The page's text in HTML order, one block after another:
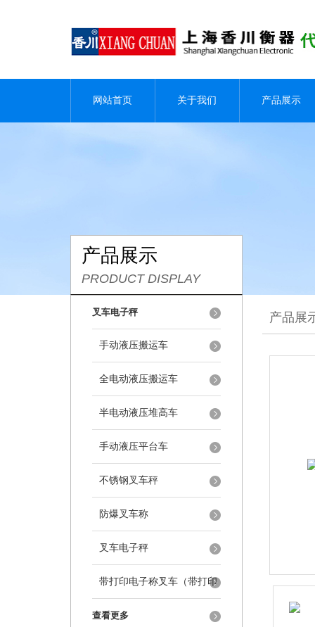
网站首页 关于我们 产品展示
产品展示
PRODUCT DISPLAY
叉车电子秤
手动液压搬运车
全电动液压搬运车
半电动液压堆高车
手动液压平台车
不锈钢叉车秤
防爆叉车称
叉车电子秤
带打印电子称叉车（带打印
叉车秤）
查看更多
产品展